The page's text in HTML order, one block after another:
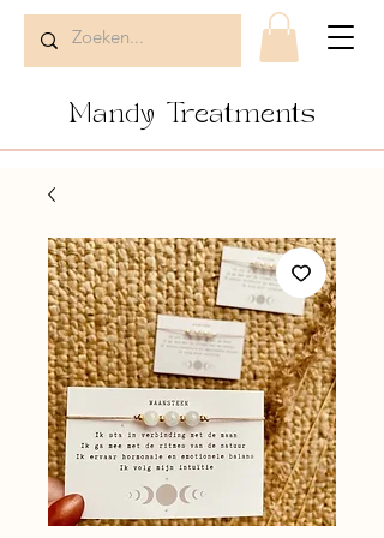
Mandy Treatments